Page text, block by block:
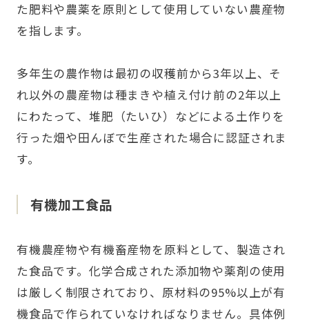
た肥料や農薬を原則として使用していない農産物
を指します。
多年生の農作物は最初の収穫前から3年以上、そ
れ以外の農産物は種まきや植え付け前の2年以上
にわたって、堆肥（たいひ）などによる土作りを
行った畑や田んぼで生産された場合に認証されま
す。
有機加工食品
有機農産物や有機畜産物を原料として、製造され
た食品です。化学合成された添加物や薬剤の使用
は厳しく制限されており、原材料の95%以上が有
機食品で作られていなければなりません。具体例